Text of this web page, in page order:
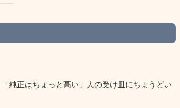
純正はちょっと高い」人の受け皿にちょうどい